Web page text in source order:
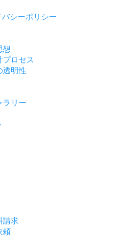
シーポリシー
想
ロセス
透明性
ラリー
請求
頼